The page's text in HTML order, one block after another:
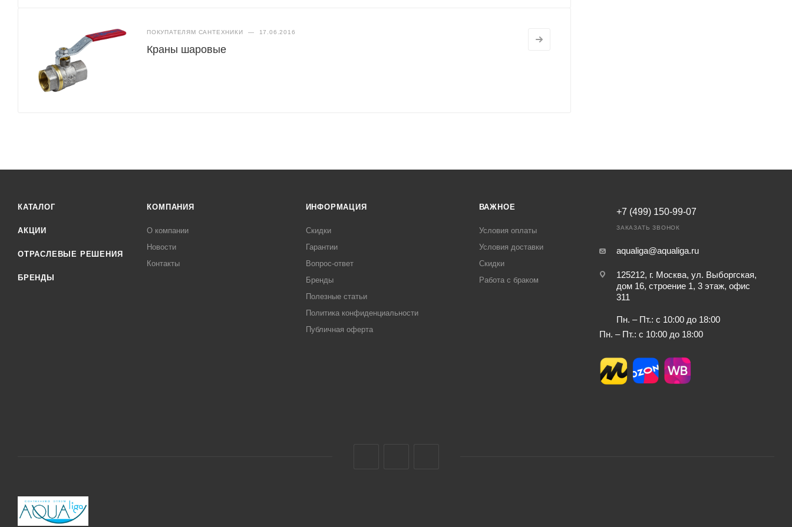
ПОКУПАТЕЛЯМ САНТЕХНИКИ — 17.06.2016
Краны шаровые
КАТАЛОГ
АКЦИИ
ОТРАСЛЕВЫЕ РЕШЕНИЯ
БРЕНДЫ
КОМПАНИЯ
О компании
Новости
Контакты
ИНФОРМАЦИЯ
Скидки
Гарантии
Вопрос-ответ
Бренды
Полезные статьи
Политика конфиденциальности
Публичная оферта
ВАЖНОЕ
Условия оплаты
Условия доставки
Скидки
Работа с браком
+7 (499) 150-99-07
ЗАКАЗАТЬ ЗВОНОК
aqualiga@aqualiga.ru
125212, г. Москва, ул. Выборгская,
дом 16, строение 1, 3 этаж, офис
311
Пн. – Пт.: с 10:00 до 18:00
Пн. – Пт.: с 10:00 до 18:00